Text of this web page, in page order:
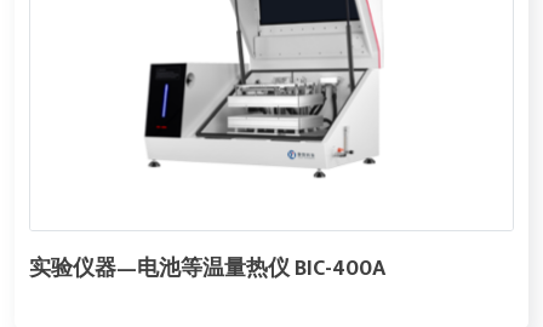
实验仪器—电池等温量热仪 BIC-400A